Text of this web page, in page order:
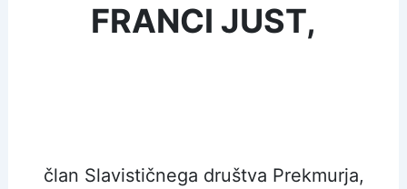
FRANCI JUST,
član Slavističnega društva Prekmurja,